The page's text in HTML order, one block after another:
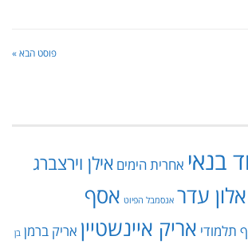
פוסט הבא »
בנאי אחרית הימים אילן וירצברג
אלון עדר אנסמבל הפיוט אסף
תלמודי אריק איינשטיין אריק ברמן בן